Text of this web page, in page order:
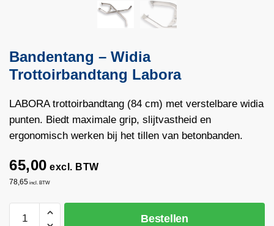
Bandentang – Widia
Trottoirbandtang Labora
LABORA trottoirbandtang (84 cm) met verstelbare widia
punten. Biedt maximale grip, slijtvastheid en
ergonomisch werken bij het tillen van betonbanden.
65,00 excl. BTW
78,65 incl. BTW
Bandentang
Bestellen